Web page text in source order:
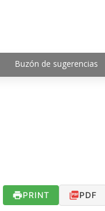
Buzón de sugerencias
PRINT PDF